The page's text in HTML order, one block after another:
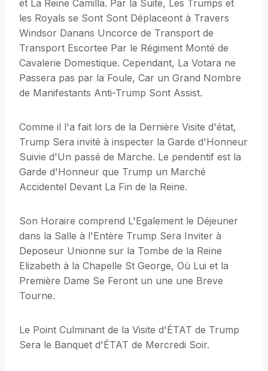
et La Reine Camilla. Par la Suite, Les Trumps et
les Royals se Sont Sont Déplaceont à Travers
Windsor Danans Uncorce de Transport de
Transport Escortee Par le Régiment Monté de
Cavalerie Domestique. Cependant, La Votara ne
Passera pas par la Foule, Car un Grand Nombre
de Manifestants Anti-Trump Sont Assist.
Comme il l'a fait lors de la Dernière Visite d'état,
Trump Sera invité à inspecter la Garde d'Honneur
Suivie d'Un passé de Marche. Le pendentif est la
Garde d'Honneur que Trump un Marché
Accidentel Devant La Fin de la Reine.
Son Horaire comprend L'Egalement le Déjeuner
dans la Salle à l'Entère Trump Sera Inviter à
Deposeur Unionne sur la Tombe de la Reine
Elizabeth à la Chapelle St George, Où Lui et la
Première Dame Se Feront un une une Breve
Tourne.
Le Point Culminant de la Visite d'ÉTAT de Trump
Sera le Banquet d'ÉTAT de Mercredi Soir.